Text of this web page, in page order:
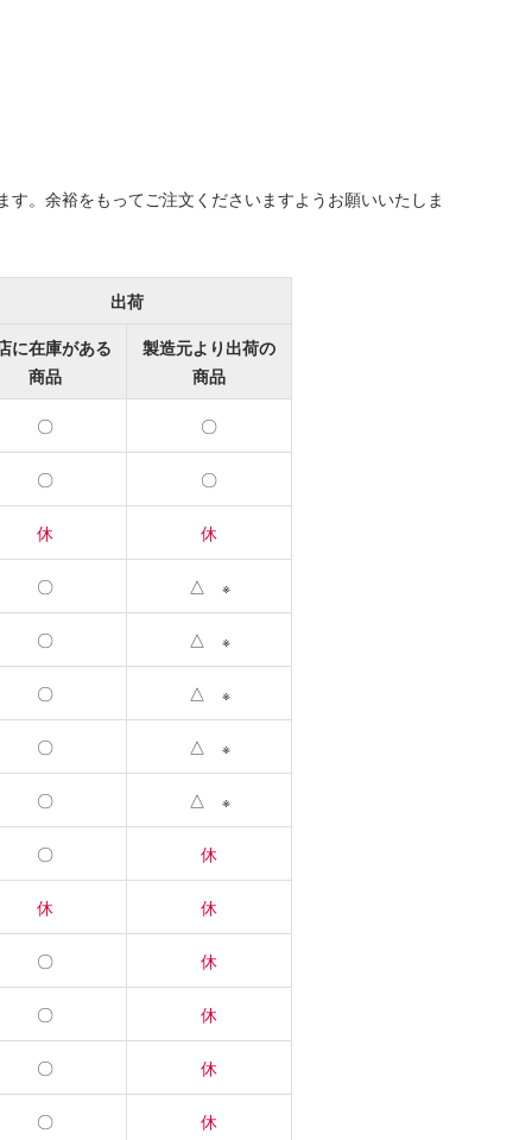
。余裕をもってご注文くださいますようお願いいたしま
出荷
に在庫がある
商品
製造元より出荷の
商品
〇 〇
〇 〇
休 休
〇 △ ※
〇 △ ※
〇 △ ※
〇 △ ※
〇 △ ※
〇 休
休 休
〇 休
〇 休
〇 休
〇 休